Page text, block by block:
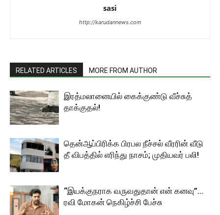
sasi
http://karudannews.com
RELATED ARTICLES MORE FROM AUTHOR
இரத்மலானையில் கைக்குண்டு வீச்சுத்
தாக்குதல்!
தென்ஆப்பிரிக்க பிரபல நீச்சல் வீரரின் வீடு
தீ விபத்தில் எரிந்து நாசம்; முதியவர் பலி!
“இயக்குநராக வருவதுதான் என் கனவு”…
ரவி மோகன் நெகிழ்ச்சி பேச்சு